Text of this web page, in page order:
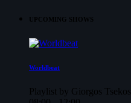
UPCOMING SHOWS
Worldbeat
Playlist by Giorgos Tsekos